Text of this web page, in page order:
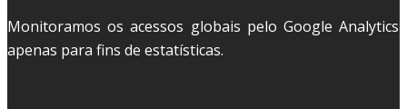
Monitoramos os acessos globais pelo Google Analytics
apenas para fins de estatísticas.